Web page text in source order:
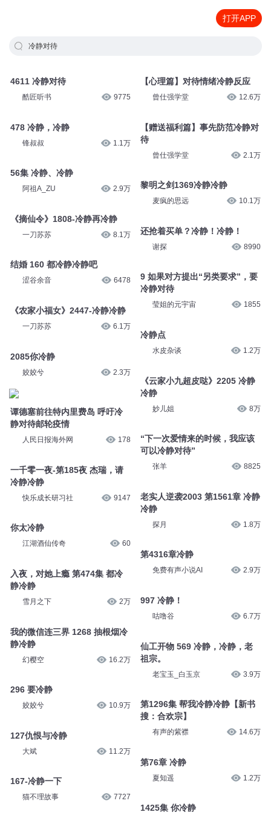
打开APP
冷静对待
4611 冷静对待
酷匠听书 9775
478 冷静，冷静
锋叔叔 1.1万
56集 冷静、冷静
阿祖A_ZU 2.9万
《摘仙令》1808-冷静再冷静
一刀苏苏 8.1万
结婚 160 都冷静冷静吧
涩谷余音 6478
《农家小福女》2447-冷静冷静
一刀苏苏 6.1万
2085你冷静
姣姣兮 2.3万
谭德塞前往特内里费岛 呼吁冷
静对待邮轮疫情
人民日报海外网 178
一千零一夜-第185夜 杰瑞，请
冷静冷静
快乐成长研习社 9147
你太冷静
江湖酒仙传奇 60
入夜，对她上瘾 第474集 都冷
静冷静
雪月之下 2万
我的微信连三界 1268 抽根烟冷
静冷静
幻樱空 16.2万
296 要冷静
姣姣兮 10.9万
127仇恨与冷静
大斌 11.2万
167-冷静一下
猫不理故事 7727
【心理篇】对待情绪冷静反应
曾仕强学堂 12.6万
【赠送福利篇】事先防范冷静对
待
曾仕强学堂 2.1万
黎明之剑1369冷静冷静
麦疯的思远 10.1万
还抢着买单？冷静！冷静！
谢探 8990
9 如果对方提出“另类要求”，要
冷静对待
莹姐的元宇宙 1855
冷静点
水皮杂谈 1.2万
《云家小九超皮哒》2205 冷静
冷静
妙儿姐 8万
“下一次爱情来的时候，我应该
可以冷静对待”
张羊 8825
老实人逆袭2003 第1561章 冷静
冷静
探月 1.8万
第4316章冷静
免费有声小说AI 2.9万
997 冷静！
咕噜谷 6.7万
仙工开物 569 冷静，冷静，老
祖宗。
老宝玉_白玉京 3.9万
第1296集 帮我冷静冷静【新书
搜：合欢宗】
有声的紫襟 14.6万
第76章 冷静
夏知遥 1.2万
1425集 你冷静